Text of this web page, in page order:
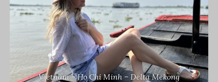
Vietnam – Ho Chi Minh – Delta Mekong